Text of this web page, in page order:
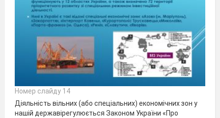
Номер слайду 14
Діяльність вільних (або спеціальних) економічних зон у
нашій державірегулюється Законом України «Про